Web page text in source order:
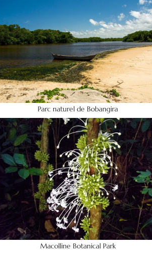
Parc naturel de Bobangira
Macolline Botanical Park